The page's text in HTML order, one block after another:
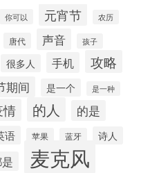
你可以 元宵节 农历
唐代 声音 孩子
很多人 手机 攻略
期间 是一个 是一种
情 的人 的是
语 苹果 蓝牙 诗人
麦克风